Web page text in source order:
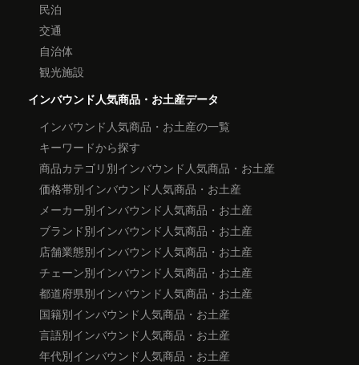
民泊
交通
自治体
観光施設
インバウンド人気商品・お土産データ
インバウンド人気商品・お土産の一覧
キーワードから探す
商品カテゴリ別インバウンド人気商品・お土産
価格帯別インバウンド人気商品・お土産
メーカー別インバウンド人気商品・お土産
ブランド別インバウンド人気商品・お土産
店舗業態別インバウンド人気商品・お土産
チェーン別インバウンド人気商品・お土産
都道府県別インバウンド人気商品・お土産
国籍別インバウンド人気商品・お土産
言語別インバウンド人気商品・お土産
年代別インバウンド人気商品・お土産